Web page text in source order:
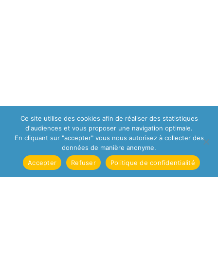
Ce site utilise des cookies afin de réaliser des statistiques
d'audiences et vous proposer une navigation optimale.
En cliquant sur "accepter" vous nous autorisez à collecter des
données de manière anonyme.
Accepter
Refuser Politique de confidentialité